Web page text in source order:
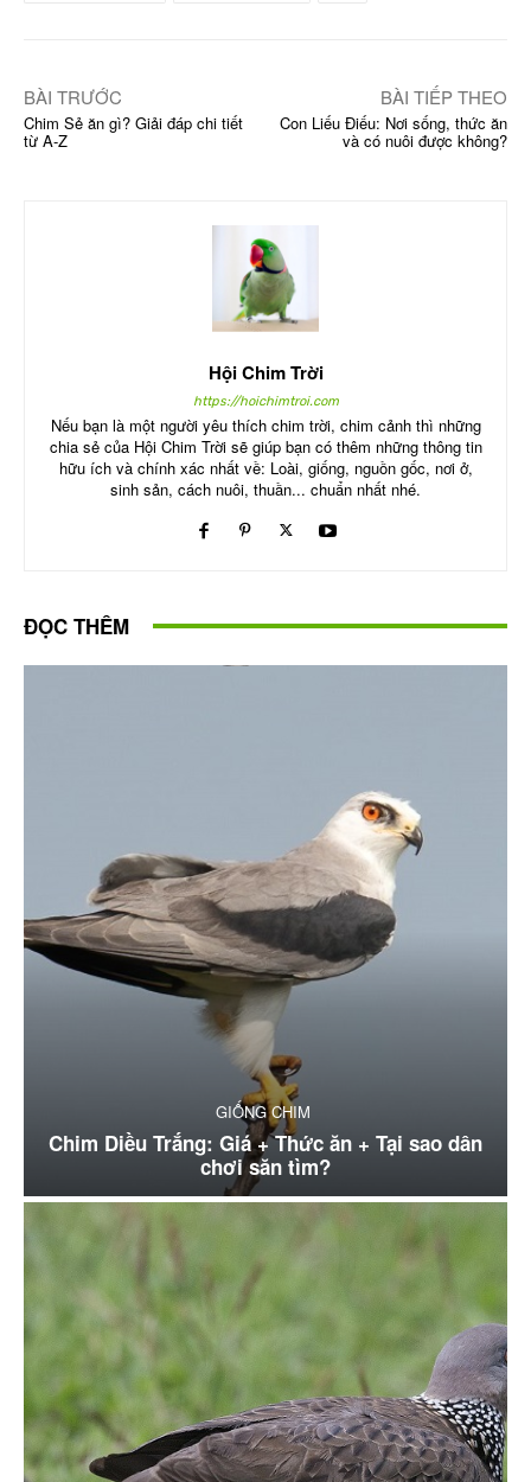
BÀI TRƯỚC
Chim Sẻ ăn gì? Giải đáp chi tiết
từ A-Z
BÀI TIẾP THEO
Con Liếu Điếu: Nơi sống, thức ăn
và có nuôi được không?
Hội Chim Trời
https://hoichimtroi.com
Nếu bạn là một người yêu thích chim trời, chim cảnh thì những
chia sẻ của Hội Chim Trời sẽ giúp bạn có thêm những thông tin
hữu ích và chính xác nhất về: Loài, giống, nguồn gốc, nơi ở,
sinh sản, cách nuôi, thuần... chuẩn nhất nhé.
ĐỌC THÊM
GIỐNG CHIM
Chim Diều Trắng: Giá + Thức ăn + Tại sao dân
chơi săn tìm?